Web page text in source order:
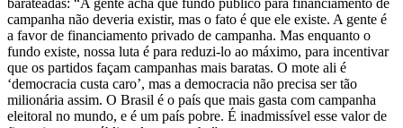
campanha não deveria existir, mas o fato é que ele existe. A gente é
a favor de financiamento privado de campanha. Mas enquanto o
fundo existe, nossa luta é para reduzi-lo ao máximo, para incentivar
que os partidos façam campanhas mais baratas. O mote ali é
‘democracia custa caro’, mas a democracia não precisa ser tão
milionária assim. O Brasil é o país que mais gasta com campanha
eleitoral no mundo, e é um país pobre. É inadmissível esse valor de